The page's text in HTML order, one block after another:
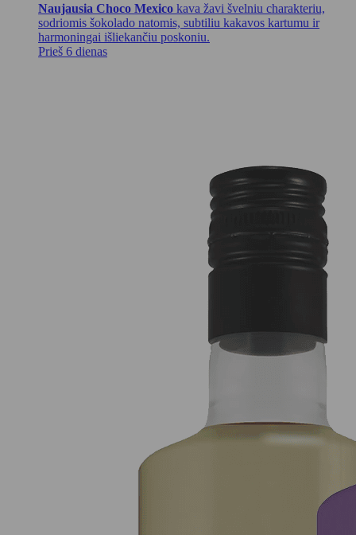
Naujausia Choco Mexico kava žavi švelniu charakteriu,
sodriomis šokolado natomis, subtiliu kakavos kartumu ir
harmoningai išliekančiu poskoniu.
Prieš 6 dienas